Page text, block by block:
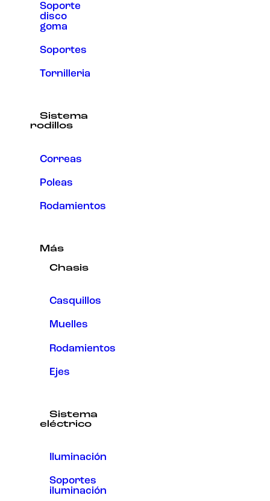
Soporte
disco
goma
Soportes
Tornilleria
Sistema
rodillos
Correas
Poleas
Rodamientos
Más
Chasis
Casquillos
Muelles
Rodamientos
Ejes
Sistema
eléctrico
Iluminación
Soportes
iluminación